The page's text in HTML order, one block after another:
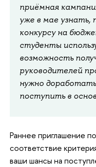
приёмная
уже в мае узнать,
конкурсу на
студенты
возможность
руководителей
нужно
поступить в
Раннее приглашение
соответствие
ваши шансы на